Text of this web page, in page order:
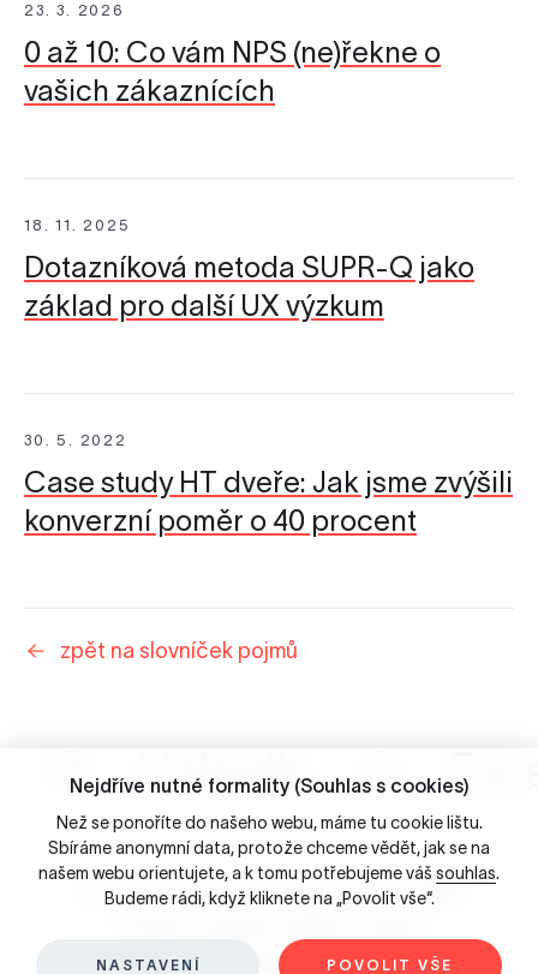
23. 3. 2026
0 až 10: Co vám NPS (ne)řekne o
vašich zákaznících
18. 11. 2025
Dotazníková metoda SUPR-Q jako
základ pro další UX výzkum
30. 5. 2022
Case study HT dveře: Jak jsme zvýšili
konverzní poměr o 40 procent
zpět na slovníček pojmů
Linkedin
☺ 2026 Porta Design - Brno, Česká republika
Slovníček pojmů
Nejdříve nutné formality (Souhlas s cookies)
Než se ponoříte do našeho webu, máme tu cookie lištu.
Sbíráme anonymní data, protože chceme vědět, jak se na
našem webu orientujete, a k tomu potřebujeme váš souhlas.
Budeme rádi, když kliknete na „Povolit vše“.
POVOLIT VŠE
NASTAVENÍ